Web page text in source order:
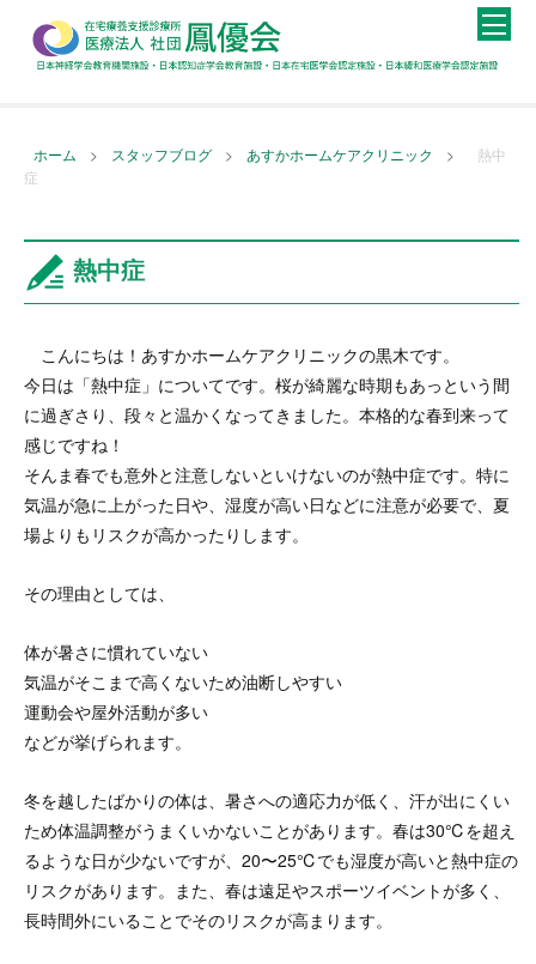
ホーム > スタッフブログ > あすかホームケアクリニック >
熱中
症
熱中症
こんにちは！あすかホームケアクリニックの黒木です。
今日は「熱中症」についてです。桜が綺麗な時期もあっという間
に過ぎさり、段々と温かくなってきました。本格的な春到来って
感じですね！
そんま春でも意外と注意しないといけないのが熱中症です。特に
気温が急に上がった日や、湿度が高い日などに注意が必要で、夏
場よりもリスクが高かったりします。
その理由としては、
体が暑さに慣れていない
気温がそこまで高くないため油断しやすい
運動会や屋外活動が多い
などが挙げられます。
冬を越したばかりの体は、暑さへの適応力が低く、汗が出にくい
ため体温調整がうまくいかないことがあります。春は30℃を超え
るような日が少ないですが、20〜25℃でも湿度が高いと熱中症の
リスクがあります。また、春は遠足やスポーツイベントが多く、
長時間外にいることでそのリスクが高まります。